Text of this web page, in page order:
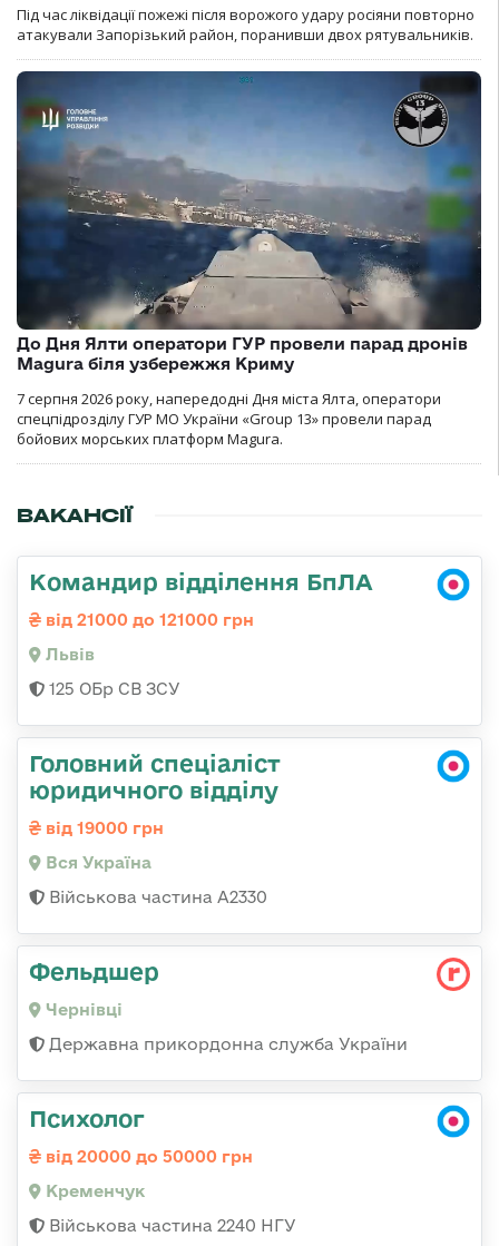
Під час ліквідації пожежі після ворожого удару росіяни повторно
атакували Запорізький район, поранивши двох рятувальників.
До Дня Ялти оператори ГУР провели парад дронів
Magura біля узбережжя Криму
7 серпня 2026 року, напередодні Дня міста Ялта, оператори
спецпідрозділу ГУР МО України «Group 13» провели парад
бойових морських платформ Magura.
ВАКАНСІЇ
Командир відділення БпЛА
від 21000 до 121000 грн
Львів
125 ОБр СВ ЗСУ
Головний спеціаліст
юридичного відділу
від 19000 грн
Вся Україна
Військова частина A2330
Фельдшер
Чернівці
Державна прикордонна служба України
Психолог
від 20000 до 50000 грн
Кременчук
Військова частина 2240 НГУ